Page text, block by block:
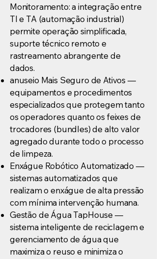
Monitoramento: a integração entre
TI e TA (automação industrial)
permite operação simplificada,
suporte técnico remoto e
rastreamento abrangente de
dados.
anuseio Mais Seguro de Ativos —
equipamentos e procedimentos
especializados que protegem tanto
os operadores quanto os feixes de
trocadores (bundles) de alto valor
agregado durante todo o processo
de limpeza.
Enxágue Robótico Automatizado —
sistemas automatizados que
realizam o enxágue de alta pressão
com mínima intervenção humana.
Gestão de Água TapHouse —
sistema inteligente de reciclagem e
gerenciamento de água que
maximiza o reuso e minimiza o